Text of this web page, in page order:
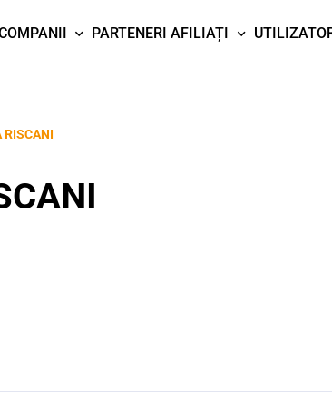
PARTENERI AFILIAȚI